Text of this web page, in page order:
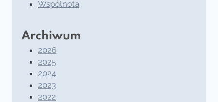
Wspólnota
Archiwum
2026
2025
2024
2023
2022